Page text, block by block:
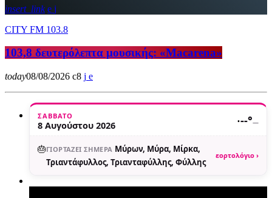
insert_link
CITY FM 103.8
103,8 δευτερόλεπτα μουσικής: «Macarena»
today08/08/2026 8
ΣΆΒΒΑΤΟ
8 Αυγούστου 2026 ·--°—
🎂ΓΙΟΡΤΆΖΕΙ ΣΉΜΕΡΑ Μύρων, Μύρα, Μίρκα,
Τριαντάφυλλος, Τριανταφύλλης, Φύλλης
εορτολόγιο ›